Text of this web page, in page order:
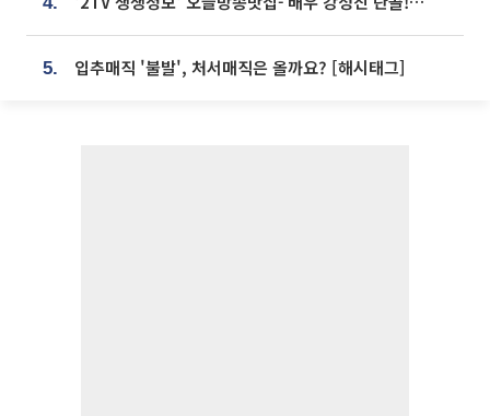
5. 입추매직 '불발', 처서매직은 올까요? [해시태그]